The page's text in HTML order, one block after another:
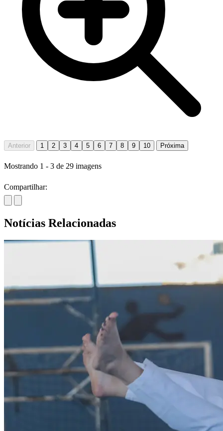
Anterior 1 2 3 4 5 6 7 8 9 10 Próxima
Mostrando 1 - 3 de 29 imagens
Compartilhar:
Notícias Relacionadas